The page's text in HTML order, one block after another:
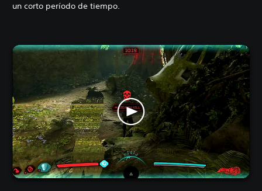
un corto período de tiempo.